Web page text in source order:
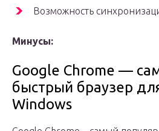
Возможность
Минусы:
Google Chrome —
быстрый браузер
Windows